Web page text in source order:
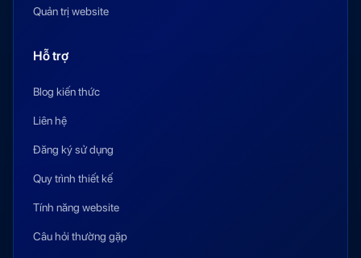
Quản trị website
Hỗ trợ
Blog kiến thức
Liên hệ
Đăng ký sử dụng
Quy trình thiết kế
Tính năng website
Câu hỏi thường gặp